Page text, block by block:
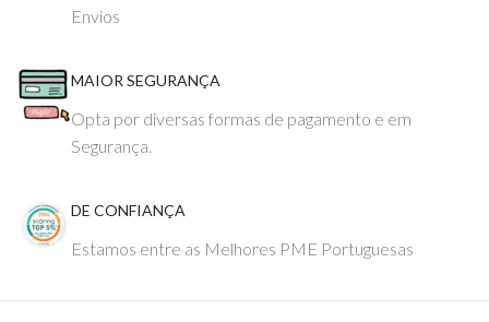
Envios
MAIOR SEGURANÇA
Opta por diversas formas de pagamento e em
Segurança.
DE CONFIANÇA
Estamos entre as Melhores PME Portuguesas